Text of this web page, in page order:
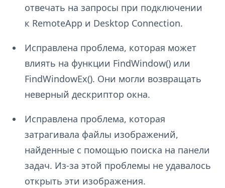
отвечать на запросы при подключении
к RemoteApp и Desktop Connection.
Исправлена проблема, которая может
влиять на функции FindWindow() или
FindWindowEx(). Они могли возвращать
неверный дескриптор окна.
Исправлена проблема, которая
затрагивала файлы изображений,
найденные с помощью поиска на панели
задач. Из-за этой проблемы не удавалось
открыть эти изображения.